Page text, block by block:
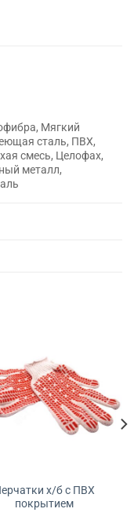
Мягкий
сталь, ПВХ,
смесь, Целофах,
металл,
х/б с ПВХ
покрытием